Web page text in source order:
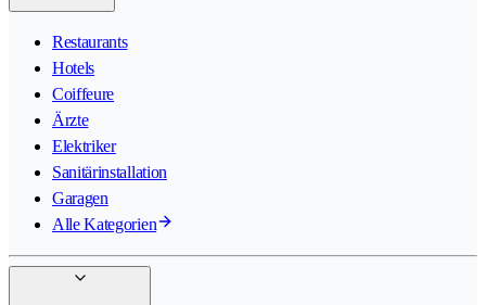
Restaurants
Hotels
Coiffeure
Ärzte
Elektriker
Sanitärinstallation
Garagen
Alle Kategorien